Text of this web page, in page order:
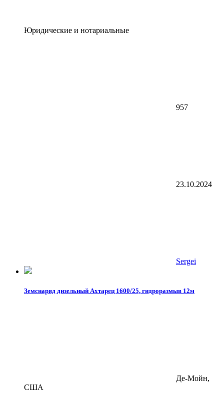
Юридические и нотариальные
957
23.10.2024
Sergei
Земснаряд дизельный Ахтарец 1600/25, гидроразмыв 12м
Де-Мойн,
США